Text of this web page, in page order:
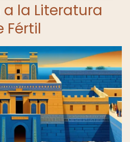
la Literatura
Fértil